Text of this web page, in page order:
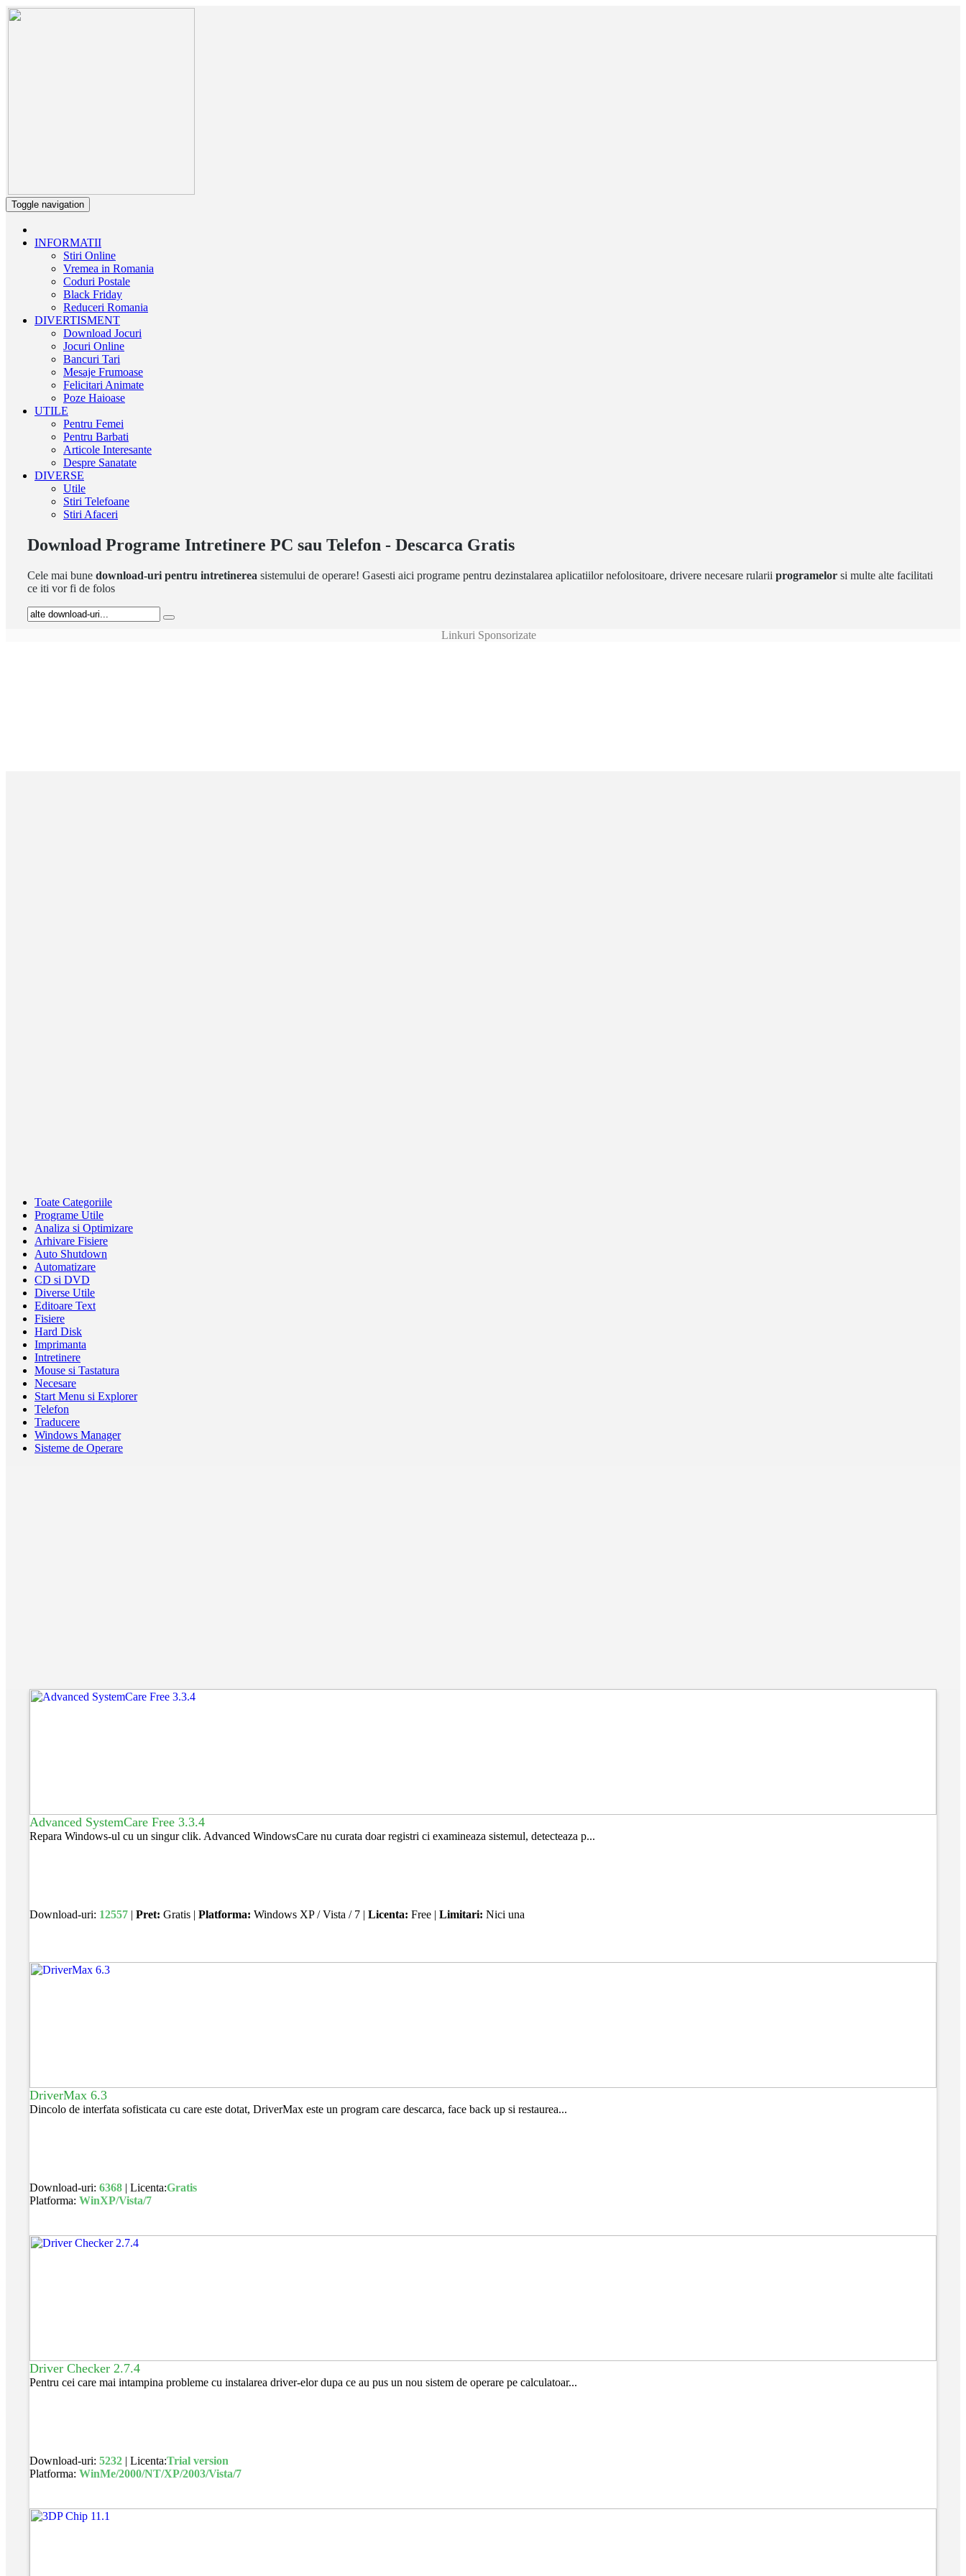
Toggle navigation
INFORMATII
Stiri Online
Vremea in Romania
Coduri Postale
Black Friday
Reduceri Romania
DIVERTISMENT
Download Jocuri
Jocuri Online
Bancuri Tari
Mesaje Frumoase
Felicitari Animate
Poze Haioase
UTILE
Pentru Femei
Pentru Barbati
Articole Interesante
Despre Sanatate
DIVERSE
Utile
Stiri Telefoane
Stiri Afaceri
Download Programe Intretinere PC sau Telefon - Descarca Gratis
Cele mai bune download-uri pentru intretinerea sistemului de operare! Gasesti aici programe pentru dezinstalarea aplicatiilor nefolositoare, drivere necesare rularii programelor si multe alte facilitati
ce iti vor fi de folos
Linkuri Sponsorizate
Toate Categoriile
Programe Utile
Analiza si Optimizare
Arhivare Fisiere
Auto Shutdown
Automatizare
CD si DVD
Diverse Utile
Editoare Text
Fisiere
Hard Disk
Imprimanta
Intretinere
Mouse si Tastatura
Necesare
Start Menu si Explorer
Telefon
Traducere
Windows Manager
Sisteme de Operare
Advanced SystemCare Free 3.3.4
Repara Windows-ul cu un singur clik. Advanced WindowsCare nu curata doar registri ci examineaza sistemul, detecteaza p...
Download-uri: 12557 |Pret: Gratis |Platforma: Windows XP / Vista / 7 |Licenta: Free |Limitari: Nici una
DriverMax 6.3
Dincolo de interfata sofisticata cu care este dotat, DriverMax este un program care descarca, face back up si restaurea...
Download-uri:6368 | Licenta:Gratis
Platforma:WinXP/Vista/7
Driver Checker 2.7.4
Pentru cei care mai intampina probleme cu instalarea driver-elor dupa ce au pus un nou sistem de operare pe calculatoar...
Download-uri:5232 | Licenta:Trial version
Platforma:WinMe/2000/NT/XP/2003/Vista/7